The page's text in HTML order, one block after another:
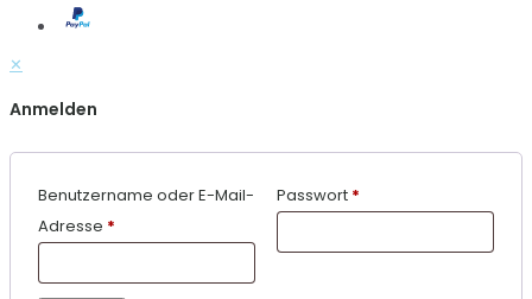
✕
Anmelden
Benutzername oder E-Mail-
Adresse *
Passwort *